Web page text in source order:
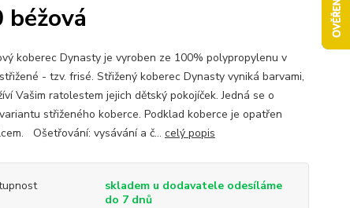
koberec Dynasty je vyroben ze 100% polypropylenu v
- tzv. frisé. Střižený koberec Dynasty vyniká barvami,
Vašim ratolestem jejich dětský pokojíček. Jedná se o
střiženého koberce. Podklad koberce je opatřen
Ošetřování: vysávání a č... celý popis
skladem u dodavatele odesíláme
do 7 dnů